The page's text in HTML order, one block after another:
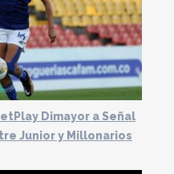
Dimayor a Señal
Junior y Millonarios